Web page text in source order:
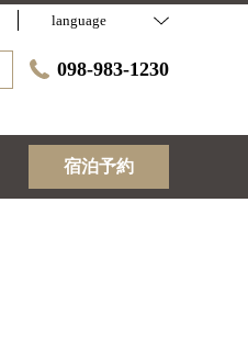
language
098-983-1230
宿泊予約